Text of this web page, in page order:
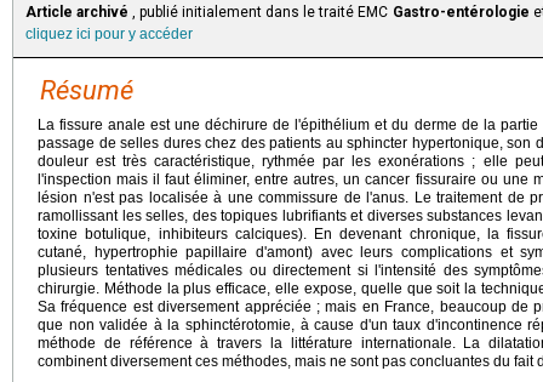
Article archivé , publié initialement dans le traité EMC Gastro-entérologie
cliquez ici pour y accéder
Résumé
La fissure anale est une déchirure de l'épithélium et du derme de la
passage de selles dures chez des patients au sphincter hypertonique, son
douleur est très caractéristique, rythmée par les exonérations ; elle
l'inspection mais il faut éliminer, entre autres, un cancer fissuraire ou une
lésion n'est pas localisée à une commissure de l'anus. Le traitement de
ramollissant les selles, des topiques lubrifiants et diverses substances
toxine botulique, inhibiteurs calciques). En devenant chronique, la
cutané, hypertrophie papillaire d'amont) avec leurs complications et
plusieurs tentatives médicales ou directement si l'intensité des
chirurgie. Méthode la plus efficace, elle expose, quelle que soit la
Sa fréquence est diversement appréciée ; mais en France, beaucoup de
que non validée à la sphinctérotomie, à cause d'un taux d'incontinence
méthode de référence à travers la littérature internationale. La
combinent diversement ces méthodes, mais ne sont pas concluantes du fait